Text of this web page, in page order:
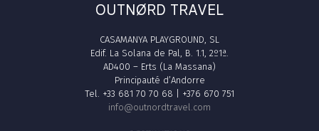
OUTNØRD TRAVEL
CASAMANYA PLAYGROUND, SL
Edif. La Solana de Pal, B. 1.1, 2º1ª.
AD400 – Erts (La Massana)
Principauté d’Andorre
Tel. +33 681 70 70 68 | +376 670 751
info@outnordtravel.com